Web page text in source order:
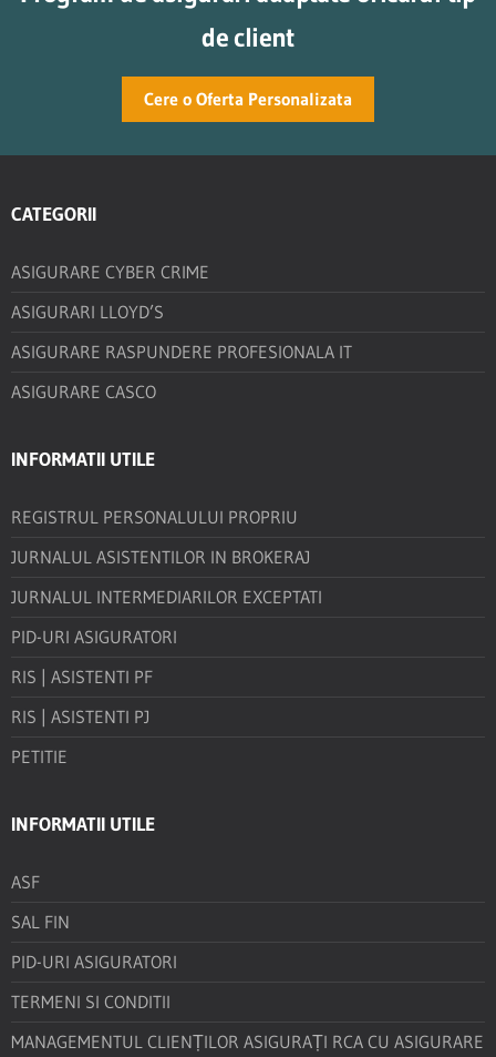
de client
Cere o Oferta Personalizata
CATEGORII
ASIGURARE CYBER CRIME
ASIGURARI LLOYD’S
ASIGURARE RASPUNDERE PROFESIONALA IT
ASIGURARE CASCO
INFORMATII UTILE
REGISTRUL PERSONALULUI PROPRIU
JURNALUL ASISTENTILOR IN BROKERAJ
JURNALUL INTERMEDIARILOR EXCEPTATI
PID-URI ASIGURATORI
RIS | ASISTENTI PF
RIS | ASISTENTI PJ
PETITIE
INFORMATII UTILE
ASF
SAL FIN
PID-URI ASIGURATORI
TERMENI SI CONDITII
MANAGEMENTUL CLIENȚILOR ASIGURAȚI RCA CU ASIGURARE